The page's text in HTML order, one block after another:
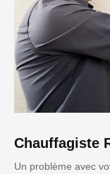
Chauffagiste
Un problème avec